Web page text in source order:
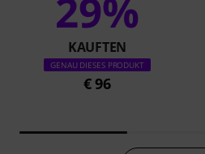
29%
KAUFTEN
GENAU DIESES PRODUKT
€ 96